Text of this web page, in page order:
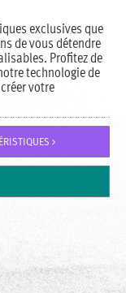
exclusives que
de vous détendre
Profitez de
technologie de
votre